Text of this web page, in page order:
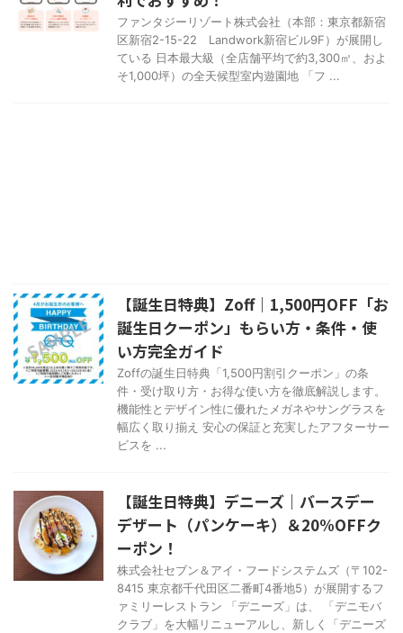
ファンタジーリゾート株式会社（本部：東京都新宿
区新宿2-15-22 Landwork新宿ビル9F）が展開し
ている 日本最大級（全店舗平均で約3,300㎡、およ
そ1,000坪）の全天候型室内遊園地 「フ ...
【誕生日特典】Zoff｜1,500円OFF「お
誕生日クーポン」もらい方・条件・使
い方完全ガイド
Zoffの誕生日特典「1,500円割引クーポン」の条
件・受け取り方・お得な使い方を徹底解説します。
機能性とデザイン性に優れたメガネやサングラスを
幅広く取り揃え 安心の保証と充実したアフターサー
ビスを ...
【誕生日特典】デニーズ｜バースデー
デザート（パンケーキ）＆20%OFFク
ーポン！
株式会社セブン＆アイ・フードシステムズ（〒102-
8415 東京都千代田区二番町4番地5）が展開するフ
ァミリーレストラン 「デニーズ」は、 「デニモバ
クラブ」を大幅リニューアルし、新しく「デニーズ